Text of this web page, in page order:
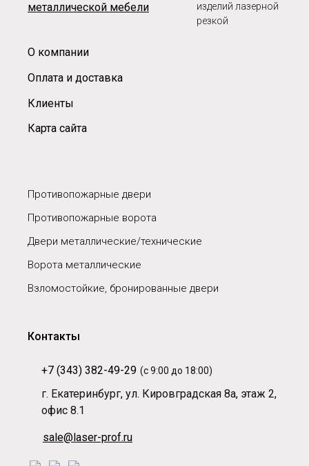
изделий лазерной
резкой
О компании
Оплата и доставка
Клиенты
Карта сайта
Противопожарные двери
Противопожарные ворота
Двери металлические/технические
Ворота металлические
Взломостойкие, бронированные двери
Контакты
+7 (343) 382-49-29 (с 9:00 до 18:00)
г. Екатеринбург, ул. Кировградская 8а, этаж 2,
офис 8.1
sale@laser-prof.ru